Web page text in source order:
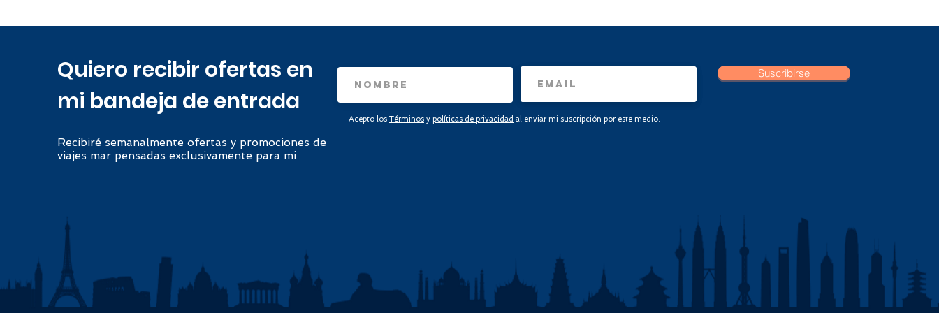
Quiero recibir ofertas en
mi bandeja de entrada
Recibiré semanalmente ofertas y promociones de
viajes mar pensadas exclusivamente para mi
Acepto los Términos y políticas de privacidad al enviar mi suscripción por este medio.
Suscribirse